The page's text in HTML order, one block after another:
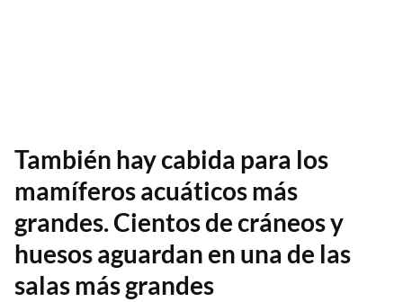
También hay cabida para los
mamíferos acuáticos más
grandes. Cientos de cráneos y
huesos aguardan en una de las
salas más grandes